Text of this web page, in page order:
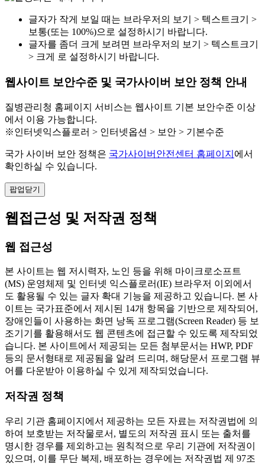
글자가 작게 보일 때는 브라우저의 보기 > 텍스트크기 >
보통(또는 100%)으로 설정하시기 바랍니다.
글자를 좀더 크게 보려면 브라우저의 보기 > 텍스트크기
> 크게 로 설정하시기 바랍니다.
웹사이트 보안수준 및 국가사이버 보안 정책 안내
질병관리청 홈페이지 서비스는 웹사이트 기본 보안수준 이상
에서 이용 가능합니다.
※인터넷익스플로러 > 인터넷옵션 > 보안 > 기본수준
국가 사이버 보안 정책은 국가사이버안전센터 홈페이지 에서
확인하실 수 있습니다.
팝업닫기
웹접근성 및 저작권 정책
웹 접근성
본 사이트는 웹 저시력자, 노인 등을 위해 마이크로소프트
(MS) 운영체제 및 인터넷 익스플로러(IE) 브라우저 이외에서
도 활용될 수 있는 글자 확대 기능을 제공하고 있습니다. 본 사
이트는 국가표준에서 제시된 14개 항목을 기반으로 제작되어,
장애인들이 사용하는 화면 낭독 프로그램(Screen Reader) 등 보
조기기를 활용해서도 웹 콘텐츠에 접근할 수 있도록 제작되었
습니다. 본 사이트에서 제공되는 모든 첨부문서는 HWP, PDF
등의 문서형태로 제공됨을 알려 드리며, 해당문서 프로그램 뷰
어를 다운받아 이용하실 수 있게 제작되었습니다.
저작권 정책
우리 기관 홈페이지에서 제공하는 모든 자료는 저작권법에 의
하여 보호받는 저작물로서, 별도의 저작권 표시 또는 출처를
명시한 경우를 제외하고는 원칙적으로 우리 기관에 저작권이
있으며, 이를 무단 복제, 배포하는 경우에는 저작권법 제 97조